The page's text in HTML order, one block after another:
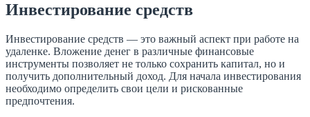
Инвестирование средств
Инвестирование средств — это важный аспект при работе на
удаленке. Вложение денег в различные финансовые
инструменты позволяет не только сохранить капитал, но и
получить дополнительный доход. Для начала инвестирования
необходимо определить свои цели и рискованные
предпочтения.